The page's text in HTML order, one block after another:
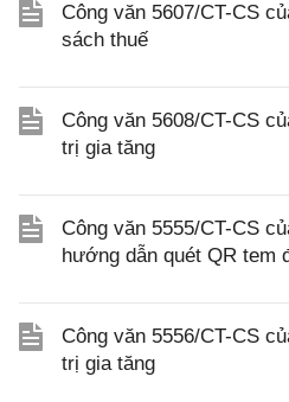
Công văn 5607/CT-CS
sách thuế
Công văn 5608/CT-CS
trị gia tăng
Công văn 5555/CT-CS
hướng dẫn quét QR tem
Công văn 5556/CT-CS
trị gia tăng